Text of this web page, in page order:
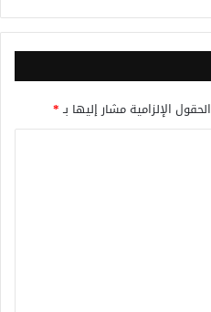
الحقول الإلزامية مشار إليها بـ*